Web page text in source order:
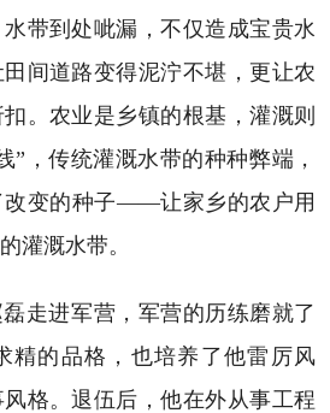
带到处呲漏，不仅造成宝贵水
间道路变得泥泞不堪，更让农
。农业是乡镇的根基，灌溉则
”，传统灌溉水带的种种弊端，
改变的种子——让家乡的农户用
灌溉水带。
走进军营，军营的历练磨就了
精的品格，也培养了他雷厉风
格。退伍后，他在外从事工程